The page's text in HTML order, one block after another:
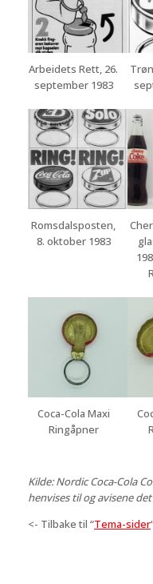
Arbeidets Rett, 26.
september 1983
Romsdalsposten,
8. oktober 1983
Coca-Cola Maxi
Ringåpner
Kilde: Nordic Coca-Cola
henvises til og avisene
<- Tilbake til “Tema-sider